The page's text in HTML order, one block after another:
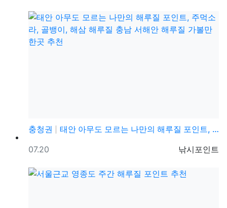
충청권
태안 아무도 모르는 나만의 해루질 포인트, 주먹소라, …
등록자
낚시포인트
등록일
07.20